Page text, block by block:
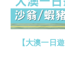
【大澳一日